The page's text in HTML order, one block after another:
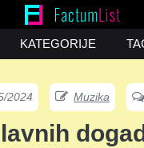
KATEGORIJE
2024 Muzika